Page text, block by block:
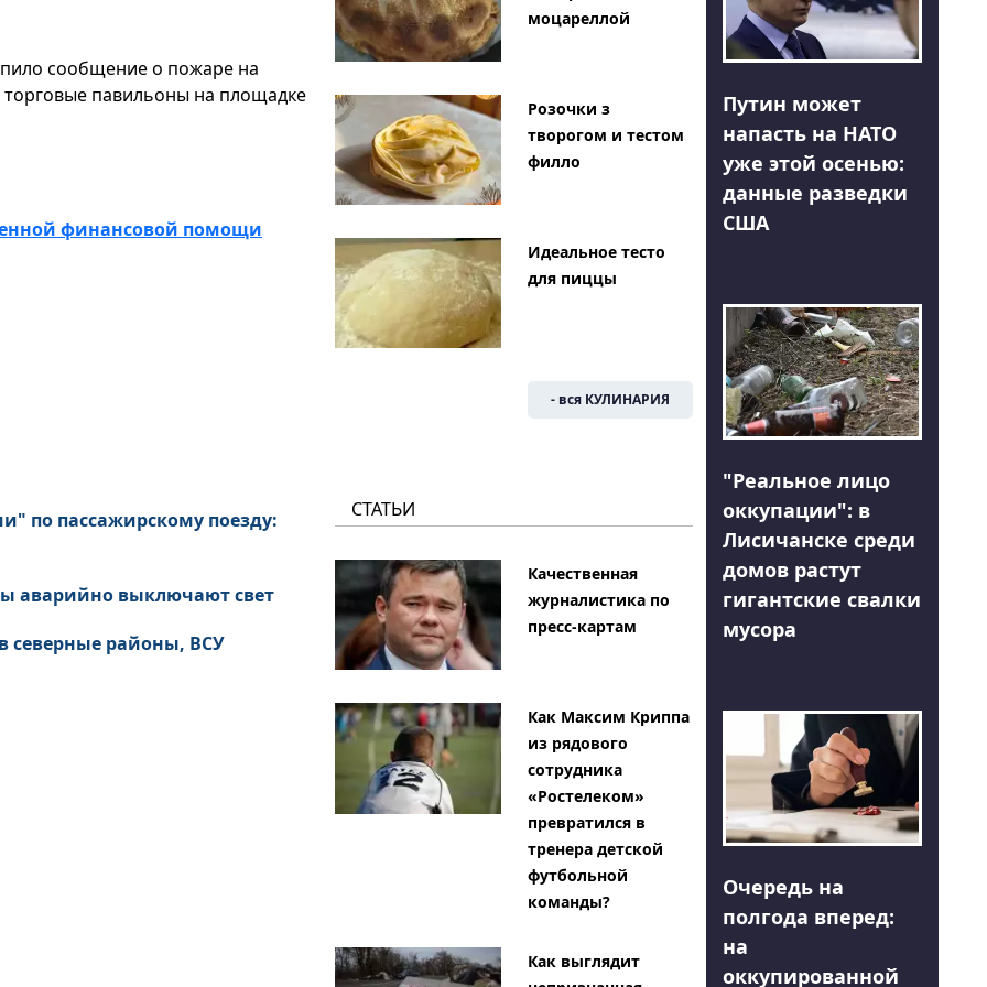
сообщение о пожаре на
павильоны на площадке
финансовой помощи
по пассажирскому поезду:
аварийно выключают свет
северные районы, ВСУ
моцареллой
Розочки з
творогом и тестом
филло
Идеальное тесто
для пиццы
- вся КУЛИНАРИЯ
СТАТЬИ
Качественная
журналистика по
пресс-картам
Как Максим Криппа
из рядового
сотрудника
«Ростелеком»
превратился в
тренера детской
футбольной
команды?
Как выглядит
Путин может
напасть на НАТО
уже этой осенью:
данные разведки
США
"Реальное лицо
оккупации": в
Лисичанске среди
домов растут
гигантские свалки
мусора
Очередь на
полгода вперед:
на
оккупированной